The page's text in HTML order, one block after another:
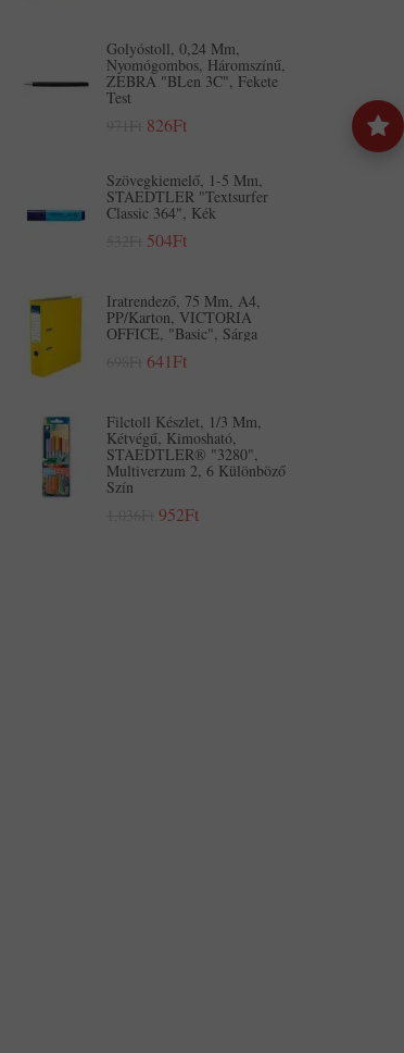
Golyóstoll, 0,24 Mm,
Nyomógombos, Háromszínű,
ZEBRA "bLen 3C", Fekete
Test
826Ft
Szövegkiemelő, 1-5 Mm,
STAEDTLER "Textsurfer
Classic 364", Kék
504Ft
Iratrendező, 75 Mm, A4,
PP/karton, VICTORIA
OFFICE, "Basic", Sárga
641Ft
Filctoll Készlet, 1/3 Mm,
Kétvégű, Kimosható,
STAEDTLER® "3280",
Multiverzum 2, 6 Különböző
Szín
952Ft